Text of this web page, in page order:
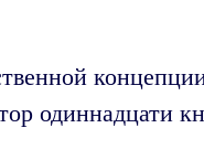
одиннадцати